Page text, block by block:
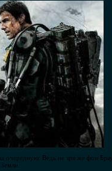
очередную. Ведь не зря же фон